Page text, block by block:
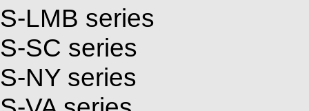
S-LMB series
S-SC series
S-NY series